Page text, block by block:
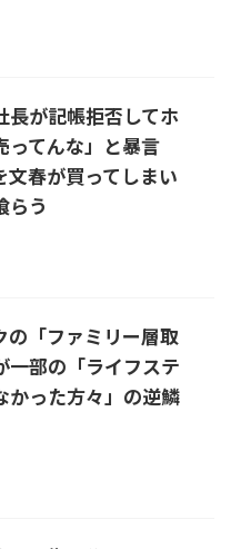
長が記帳拒否してホ
ってんな」と暴言
文春が買ってしまい
らう
の「ファミリー層取
一部の「ライフステ
かった方々」の逆鱗